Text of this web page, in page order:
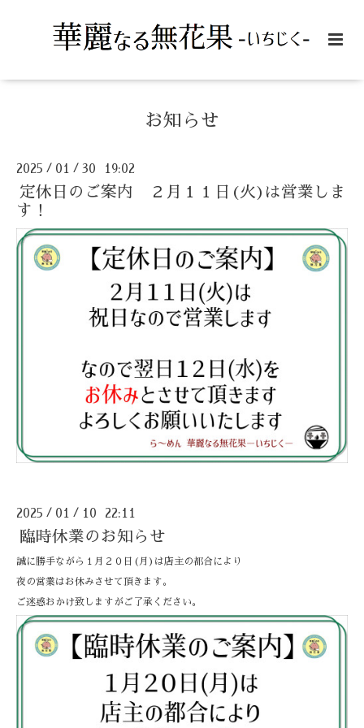
お知らせ
2025 / 01 / 30 19:02
定休日のご案内 ２月１１日(火)は営業しま
す！
2025 / 01 / 10 22:11
臨時休業のお知らせ
誠に勝手ながら１月２０日(月)は店主の都合により
夜の営業はお休みさせて頂きます。
ご迷惑おかけ致しますがご了承ください。